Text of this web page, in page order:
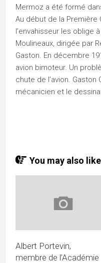
Mermoz a été formé
Au début de la Première
l’envahisseur les oblige
Moulineaux, dirigée par
Gaston. En décembre
avion bimoteur. Un
chute de l’avion.
mécanicien et le
You may also
Albert Portevin,
membre de l’Académie